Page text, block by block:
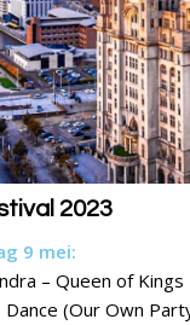
2023
9 mei:
– Queen of Kings
Dance (Our Own